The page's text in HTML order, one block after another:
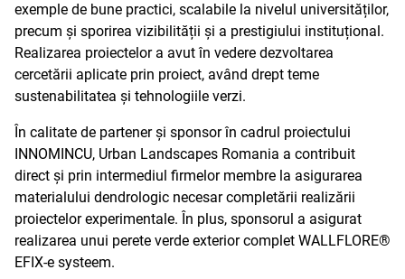
exemple de bune practici, scalabile la nivelul universităților,
precum și sporirea vizibilității și a prestigiului instituțional.
Realizarea proiectelor a avut în vedere dezvoltarea
cercetării aplicate prin proiect, având drept teme
sustenabilitatea și tehnologiile verzi.
În calitate de partener și sponsor în cadrul proiectului
INNOMINCU, Urban Landscapes Romania a contribuit
direct și prin intermediul firmelor membre la asigurarea
materialului dendrologic necesar completării realizării
proiectelor experimentale. În plus, sponsorul a asigurat
realizarea unui perete verde exterior complet WALLFLORE®
EFIX-e systeem.